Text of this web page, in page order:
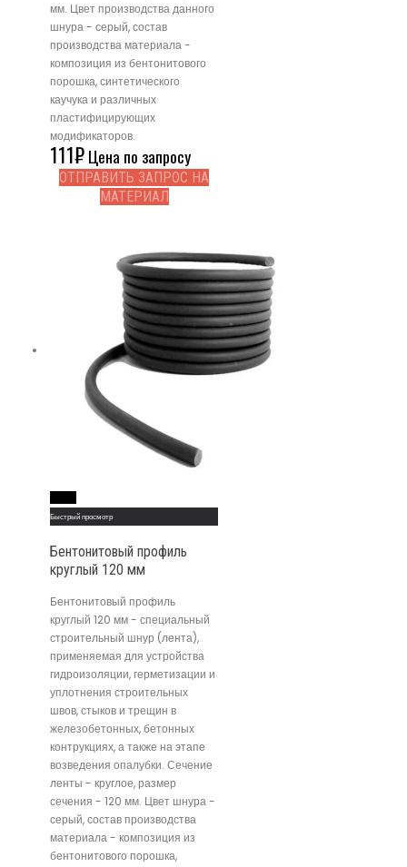
мм. Цвет производства данного
шнура - серый, состав
производства материала -
композиция из бентонитового
порошка, синтетического
каучука и различных
пластифицирующих
модификаторов.
111₽Цена по запросу
ОТПРАВИТЬ ЗАПРОС НА
МАТЕРИАЛ
Быстрый просмотр
Бентонитовый профиль
круглый 120 мм
Бентонитовый профиль
круглый 120 мм - специальный
строительный шнур (лента),
применяемая для устройства
гидроизоляции, герметизации и
уплотнения строительных
швов, стыков и трещин в
железобетонных, бетонных
контрукциях, а также на этапе
возведения опалубки. Сечение
ленты - круглое, размер
сечения - 120 мм. Цвет шнура -
серый, состав производства
материала - композиция из
бентонитового порошка,